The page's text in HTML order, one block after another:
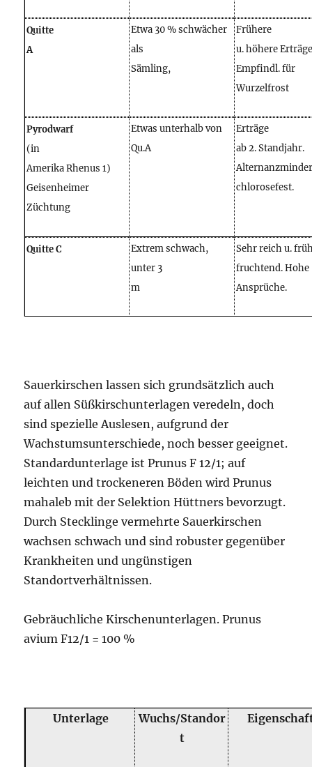
Quitte
A
Etwa 30 % schwächer
als
Sämling,
Frühere
u. höhere
Empfindl. für
Wurzelfrost
Pyrodwarf
(in
Amerika Rhenus 1)
Geisenheimer
Züchtung
Etwas unterhalb von
Qu.A
Erträge
ab 2. Standjahr.
chlorosefest.
Quitte C
Extrem schwach,
unter 3
m
Sehr reich u.
fruchtend. Hohe
Ansprüche.
Sauerkirschen lassen sich grundsätzlich auch
auf allen Süßkirschunterlagen veredeln, doch
sind spezielle Auslesen, aufgrund der
Wachstumsunterschiede, noch besser geeignet.
Standardunterlage ist Prunus F 12/1; auf
leichten und trockeneren Böden wird Prunus
mahaleb mit der Selektion Hüttners bevorzugt.
Durch Stecklinge vermehrte Sauerkirschen
wachsen schwach und sind robuster gegenüber
Krankheiten und ungünstigen
Standortverhältnissen.
Gebräuchliche Kirschenunterlagen. Prunus
avium F12/1 = 100 %
Unterlage
Wuchs/Standor
t